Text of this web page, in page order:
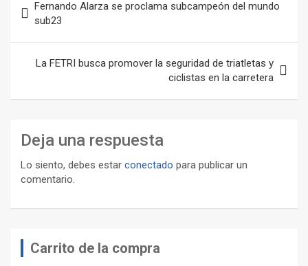
de
entradas
Fernando Alarza se proclama subcampeón del mundo
sub23
La FETRI busca promover la seguridad de triatletas y
ciclistas en la carretera
Deja una respuesta
Lo siento, debes estar conectado para publicar un
comentario.
Carrito de la compra